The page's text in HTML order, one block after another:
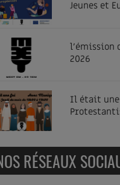
Jeunes et
l'émission
2026
Il était
RÉSEAUX